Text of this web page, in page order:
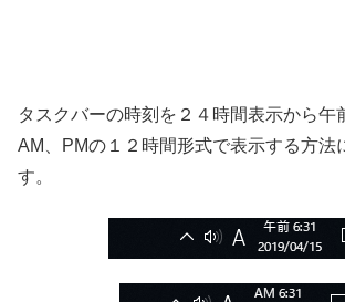
タスクバーの時刻を２４時間表示から午
AM、PMの１２時間形式で表示する方法
す。